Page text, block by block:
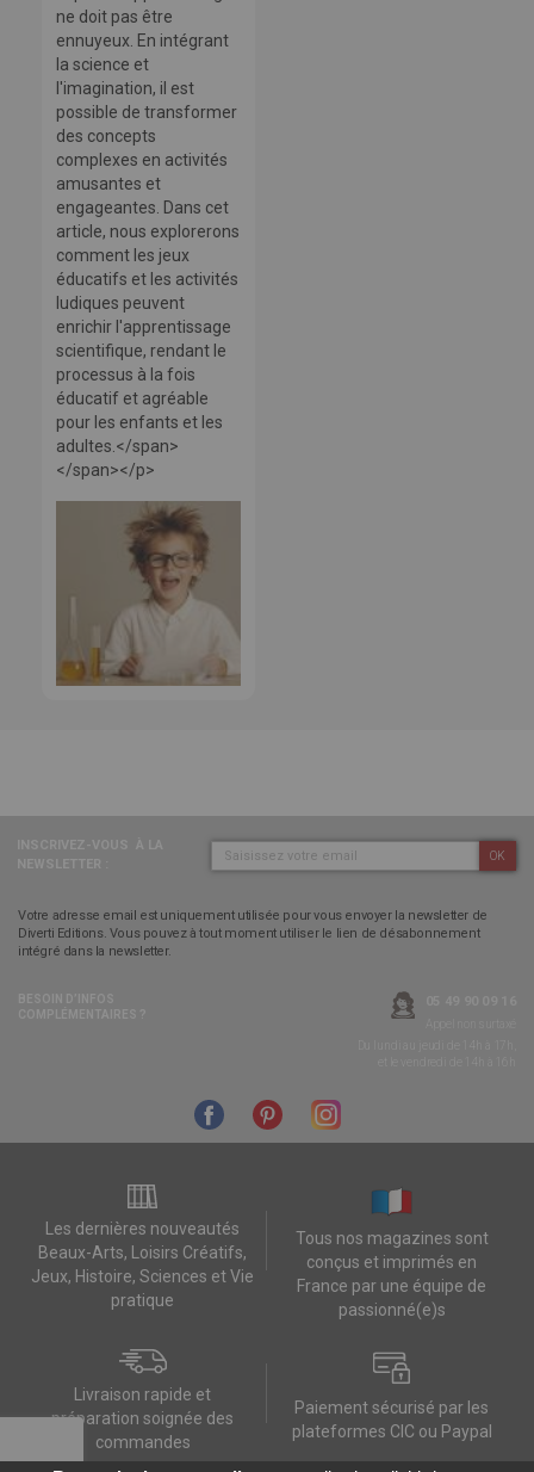
ne doit pas être
ennuyeux. En intégrant
la science et
l'imagination, il est
possible de transformer
des concepts
complexes en activités
amusantes et
engageantes. Dans cet
article, nous explorerons
comment les jeux
éducatifs et les activités
ludiques peuvent
enrichir l'apprentissage
scientifique, rendant le
processus à la fois
éducatif et agréable
pour les enfants et les
adultes.</span>
</span></p>
OK
Votre adresse email est uniquement utilisée pour vous envoyer la newsletter de
Diverti Editions. Vous pouvez à tout moment utiliser le lien de désabonnement
intégré dans la newsletter.
Les dernières nouveautés
Beaux-Arts, Loisirs Créatifs,
Jeux, Histoire, Sciences et Vie
pratique
Tous nos magazines sont
conçus et imprimés en
France par une équipe de
passionné(e)s
Livraison rapide et
préparation soignée des
commandes
Paiement sécurisé par les
plateformes CIC ou Paypal